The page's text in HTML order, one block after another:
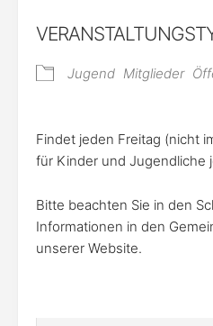
Jugend Mitglieder
Findet jeden Freitag (nicht
für Kinder und Jugendliche
Bitte beachten Sie in den
Informationen in den
unserer Website.